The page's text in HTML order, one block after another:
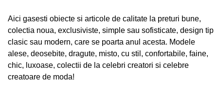
Aici gasesti obiecte si articole de calitate la preturi bune,
colectia noua, exclusiviste, simple sau sofisticate, design tip
clasic sau modern, care se poarta anul acesta. Modele
alese, deosebite, dragute, misto, cu stil, confortabile, faine,
chic, luxoase, colectii de la celebri creatori si celebre
creatoare de moda!